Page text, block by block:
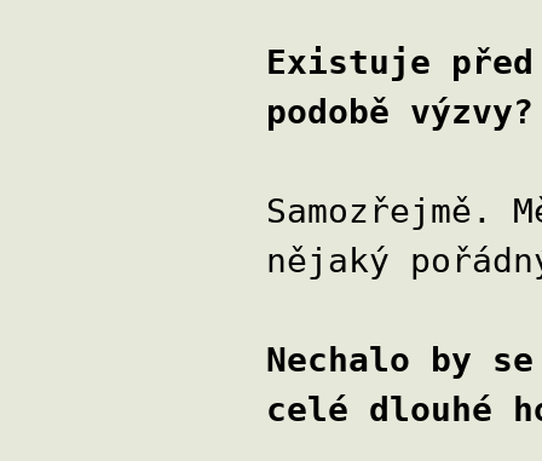
Existuje
podobě výzvy?
Samozřejmě.
nějaký
Nechalo by
celé dlouhé